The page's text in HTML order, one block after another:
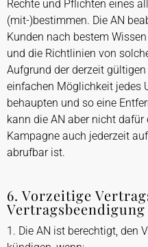
Rechte und Pflichten eines
(mit-)bestimmen. Die AN
Kunden nach bestem
und die Richtlinien von
Aufgrund der derzeit
einfachen Möglichkeit jedes
behaupten und so eine
kann die AN aber nicht
Kampagne auch jederzeit
abrufbar ist.
6. Vorzeitige
Vertragsbeendigung
1. Die AN ist berechtigt, den